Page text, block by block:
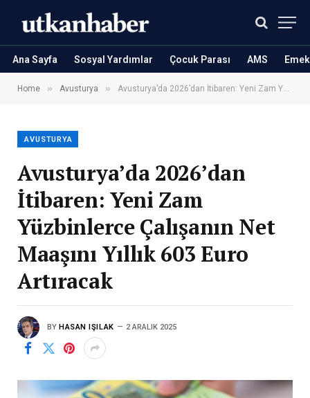
Ana Sayfa Sosyal Yardımlar Çocuk Parası AMS
Home » Avusturya » Avusturya’da 2026’dan İtibaren: Yeni Zam Yüzbinlerce Çalışanın Net Maaşını Yıllık 603 Euro Artıracak
AVUSTURYA
Avusturya’da 2026’dan
İtibaren: Yeni Zam
Yüzbinlerce Çalışanın Net
Maaşını Yıllık 603 Euro
Artıracak
BY HASAN IŞILAK 2 ARALIK 2025